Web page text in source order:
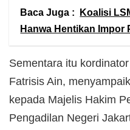
Baca Juga :
Koalisi
Hanwa Hentikan Impor
Sementara itu
Fatrisis Ain,
kepada Majelis Hakim
Pengadilan Negeri